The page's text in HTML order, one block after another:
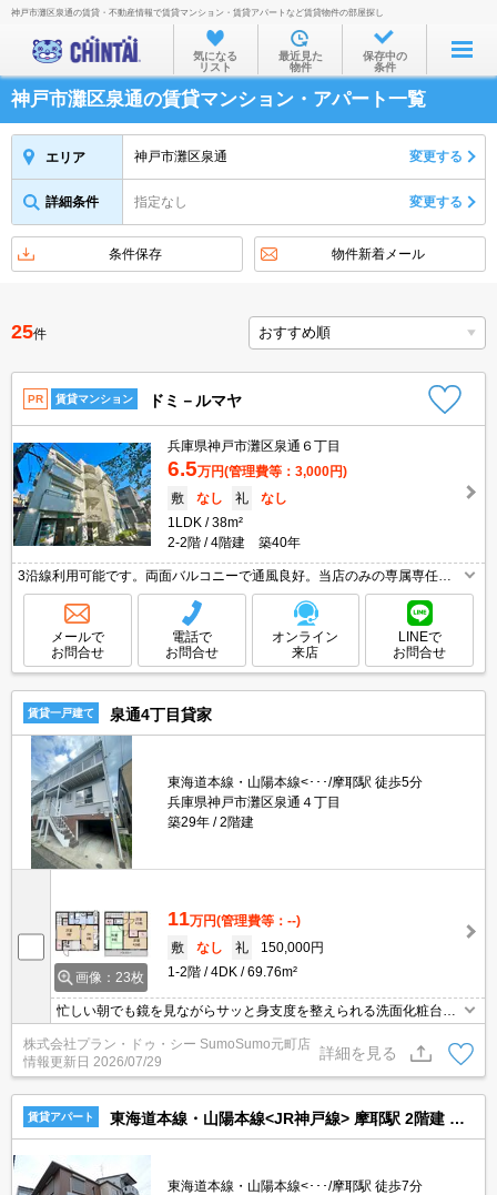
お部屋を探す
沿線・駅から
住所から
物件特集から
不動産会社から
TOP
神戸市灘区泉通の賃貸・不動産情報で賃貸マンション・賃貸アパートなど賃貸物件の部屋探し
気になる
リスト
最近見た
物件
保存中の
条件
神戸市灘区泉通の賃貸マンション・アパート一覧
エリア 神戸市灘区泉通 変更する
詳細条件 指定なし 変更する
条件保存 物件新着メール
25件
PR 賃貸マンション ドミ－ルマヤ
兵庫県神戸市灘区泉通６丁目
6.5万円(管理費等：3,000円)
敷
なし 礼
なし
1LDK
38m²
2-2階
4階建 築40年
3沿線利用可能です。両面バルコニーで通風良好。当店のみの専属専任物
件。緑豊かな住環境。初期費用・家賃カード払い可。広さ良し!家賃良し!
周辺環境良し!。内見から契約までオンラインで対応可能です。
メールで
お問合せ
電話で
お問合せ
オンライン
来店
LINEで
お問合せ
賃貸一戸建て 泉通4丁目貸家
東海道本線・山陽本線<･･･/摩耶駅 徒歩5分
兵庫県神戸市灘区泉通４丁目
築29年
2階建
画像：23枚
11万円(管理費等：--)
敷
なし 礼
150,000円
1-2階
4DK 69.76m²
忙しい朝でも鏡を見ながらサッと身支度を整えられる洗面化粧台が
あります。収納はクロゼット・シューズボックスなど豊富なので、
広々と空間を利用することも可能です。2沿線利用可能なため、電
車利用に便利な物件です。こだわりの条件として好評の、フローリ
ングの物件です。魅力も多い賃貸物件はいかがでしょうか。
株式会社プラン・ドゥ・シー SumoSumo元町店
情報更新日 2026/07/29
詳細を見る
賃貸アパート 東海道本線・山陽本線<JR神戸線> 摩耶駅 2階建 築19年
東海道本線・山陽本線<･･･/摩耶駅 徒歩7分